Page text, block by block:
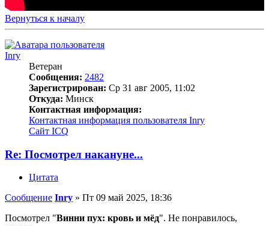
Вернуться к началу
Inry
Ветеран
Сообщения: 2482
Зарегистрирован: Ср 31 авг 2005, 11:02
Откуда: Минск
Контактная информация:
Контактная информация пользователя Inry
Сайт ICQ
Re: Посмотрел накануне...
Цитата
Сообщение Inry » Пт 09 май 2025, 18:36
Посмотрел "Винни пух: кровь и мёд". Не понравилось,